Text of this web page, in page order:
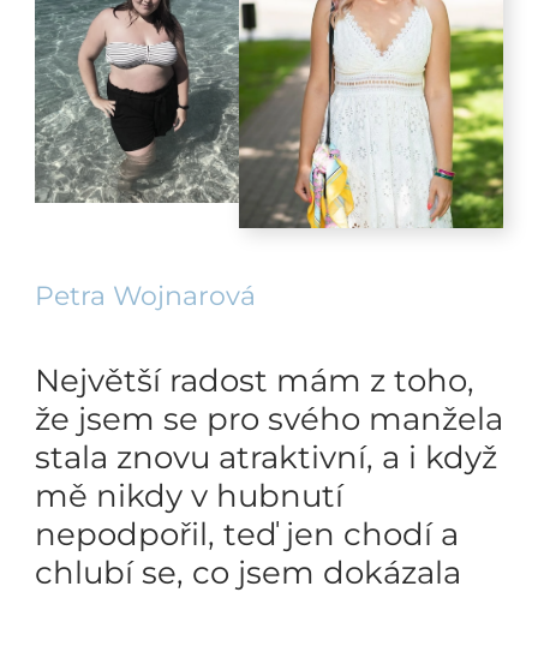
Petra Wojnarová
Největší radost mám z toho,
že jsem se pro svého manžela
stala znovu atraktivní, a i když
mě nikdy v hubnutí
nepodpořil, teď jen chodí a
chlubí se, co jsem dokázala